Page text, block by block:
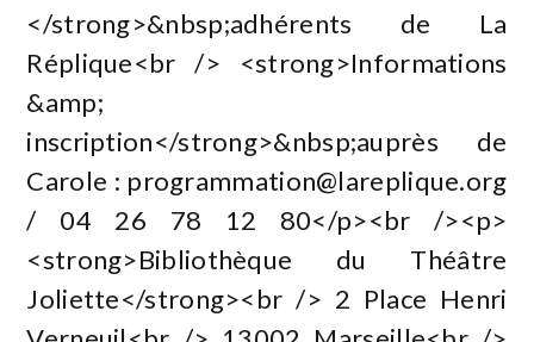
</strong>&nbsp;adhérents de La
Réplique<br /> <strong>Informations
&amp;
inscription</strong>&nbsp;auprès de
Carole : programmation@lareplique.org
/ 04 26 78 12 80</p><br /><p>
<strong>Bibliothèque du Théâtre
Joliette</strong><br /> 2 Place Henri